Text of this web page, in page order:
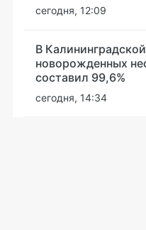
сегодня, 12:09
В
новорожденных
составил 99,6%
сегодня, 14:34